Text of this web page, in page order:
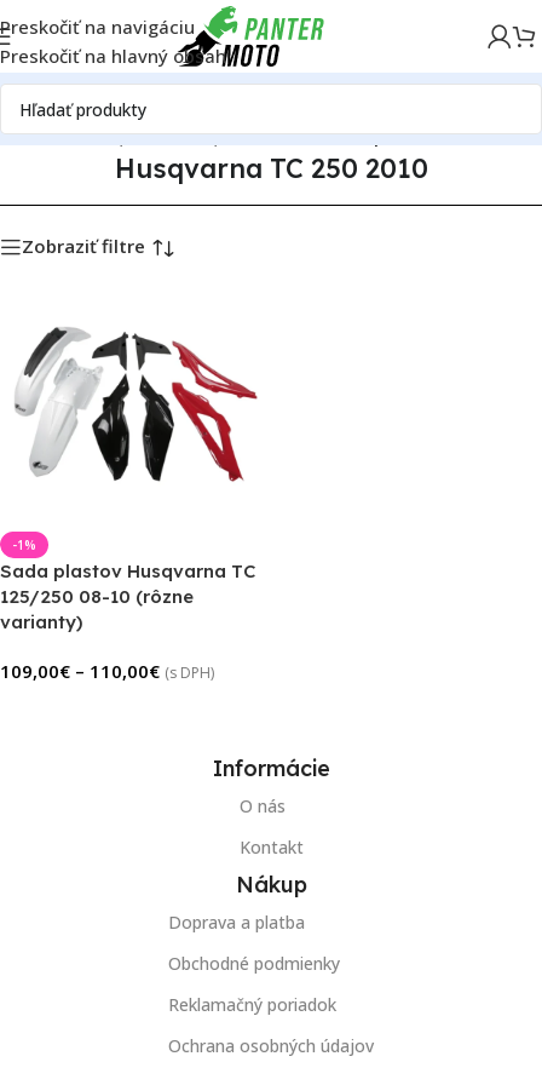
Preskočiť na navigáciu
Preskočiť na hlavný obsah
HusqvarnaHusqvarna TC 250Husqvarna TC 250 2010
Husqvarna TC 250 2010
Zobraziť filtre
-1%
Sada plastov Husqvarna TC
125/250 08-10 (rôzne
varianty)
109,00€ – 110,00€ (s DPH)
Informácie
O nás
Kontakt
Nákup
Doprava a platba
Obchodné podmienky
Reklamačný poriadok
Ochrana osobných údajov